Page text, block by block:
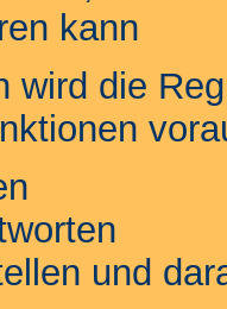
kann
wird die
und